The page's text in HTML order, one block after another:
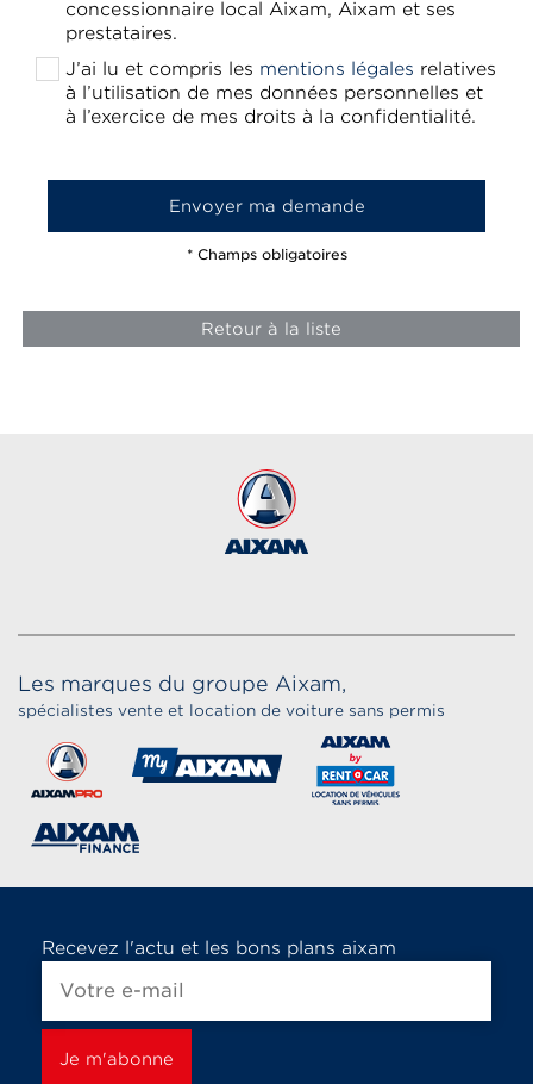
concessionnaire local Aixam, Aixam et ses
prestataires.
J’ai lu et compris les mentions légales relatives
à l’utilisation de mes données personnelles et
à l’exercice de mes droits à la confidentialité.
* Champs obligatoires
Retour à la liste
Les marques du groupe Aixam,
spécialistes vente et location de voiture sans permis
Recevez l'actu et les bons plans aixam